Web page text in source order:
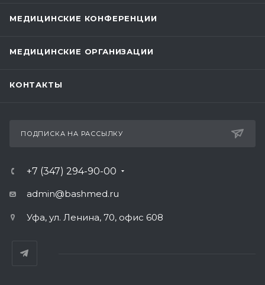
МЕДИЦИНСКИЕ КОНФЕРЕНЦИИ
МЕДИЦИНСКИЕ ОРГАНИЗАЦИИ
КОНТАКТЫ
ПОДПИСКА НА РАССЫЛКУ
+7 (347) 294-90-00
admin@bashmed.ru
Уфа, ул. Ленина, 70, офис 608